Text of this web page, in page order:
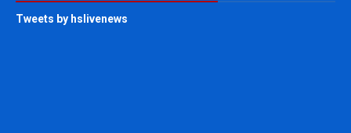
Tweets by hslivenews